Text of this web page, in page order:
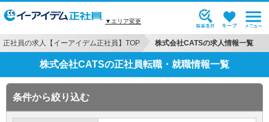
▼エリア変更
正社員の求人【イーアイデム正社員】TOP 株式会社CATSの求人情報一覧
株式会社CATSの正社員転職・就職情報一覧
条件から絞り込む